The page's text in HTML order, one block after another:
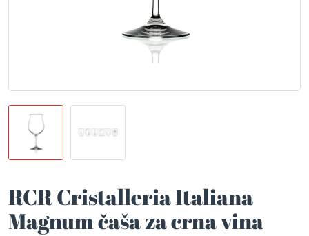
RCR Cristalleria Italiana
Magnum čaša za crna vina